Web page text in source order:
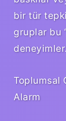
bir tür
gruplar bu
deneyimler.
Toplumsal
Alarm